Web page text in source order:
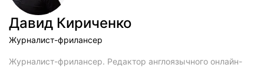
Давид Кириченко
Журналист-фрилансер
Журналист-фрилансер. Редактор англоязычного онлайн-